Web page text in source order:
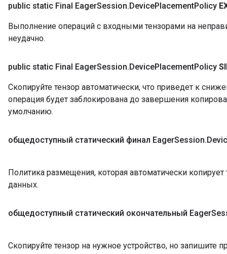
public static Final EagerSession.DevicePlacementPolicy
Выполнение операций с входными тензорами на
неудачно.
public static Final EagerSession.DevicePlacementPolicy
Скопируйте тензор автоматически, что приведет к
операция будет заблокирована до завершения
умолчанию.
общедоступный статический финал EagerSession.
Политика размещения, которая автоматически
данных.
общедоступный статический окончательный Eager
Скопируйте тензор на нужное устройство, но запишите